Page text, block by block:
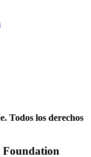
Todos los derechos
Foundation